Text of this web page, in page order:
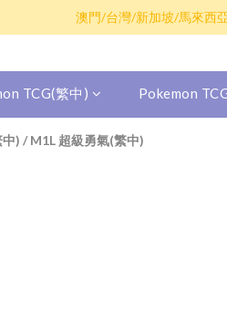
散卡買滿$100包平郵，全
澳門/台灣/新加坡/馬來西
TCG(繁中) Pokemon
) /M1L 超級勇氣(繁中)